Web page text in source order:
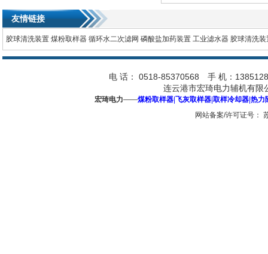
友情链接
胶球清洗装置 煤粉取样器 循环水二次滤网 磷酸盐加药装置 工业滤水器 胶球清洗装
电 话： 0518-85370568 手 机：
连云港市宏琦电力辅机有
宏琦电力——煤粉取样器 飞灰取样器 取样冷却器 热力
网站备案/许可证号：